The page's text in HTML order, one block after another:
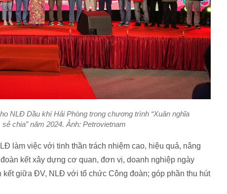
NLĐ Dầu khí Hải Phòng trong chương trình “Xuân nghĩa
chia” năm 2024. Ảnh: Petrovietnam
làm việc với tinh thần trách nhiệm cao, hiệu quả, nâng
kết xây dựng cơ quan, đơn vị, doanh nghiệp ngày
kết giữa ĐV, NLĐ với tổ chức Công đoàn; góp phần thu hút